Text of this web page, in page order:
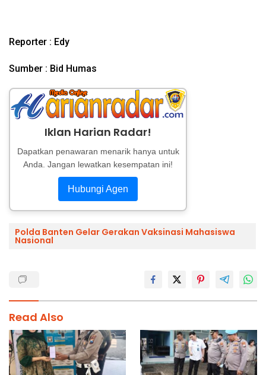
Reporter : Edy
Sumber : Bid Humas
Iklan Harian Radar!
Dapatkan penawaran menarik hanya untuk
Anda. Jangan lewatkan kesempatan ini!
Hubungi Agen
Polda Banten Gelar Gerakan Vaksinasi Mahasiswa
Nasional
Read Also